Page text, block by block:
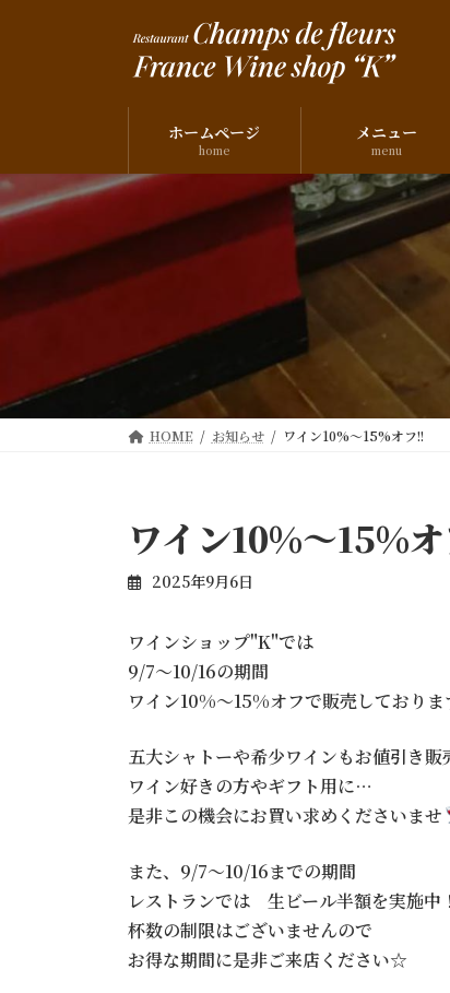
キ
ッ
に
移
ホームページ
home
メニュー
menu
HOME お知らせ ワイン10%～15%オフ!!
ワイン10%～15%
2025年9月6日
ワインショップ"K"では
9/7～10/16の期間
ワイン10%～15%オフで販売しておりま
五大シャトーや希少ワインもお値引き
ワイン好きの方やギフト用に…
是非この機会にお買い求めくださいませ
また、9/7～10/16までの期間
レストランでは 生ビール半額を実施中
杯数の制限はございませんので
お得な期間に是非ご来店ください☆